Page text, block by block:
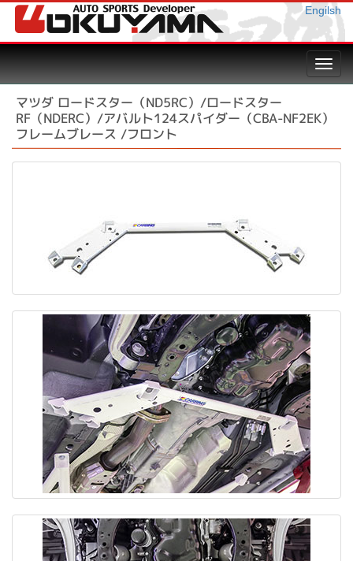
Engilsh
マツダ ロードスター（ND5RC）/ロードスター
RF（NDERC）/アバルト124スパイダー（CBA-NF2EK）
フレームブレース /フロント